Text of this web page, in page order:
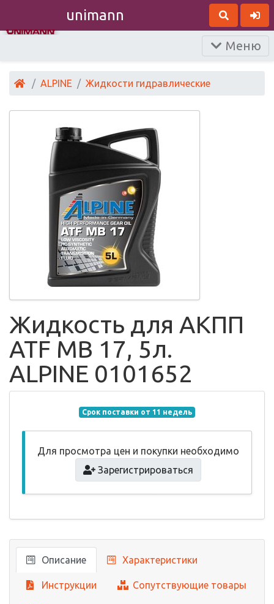
unimann
Меню
ALPINE Жидкости гидравлические
Жидкость для АКПП
ATF MB 17, 5л.
ALPINE 0101652
Срок поставки от 11 недель
Для просмотра цен и покупки необходимо
Зарегистрироваться
Описание Характеристики
Инструкции Сопутствующие товары